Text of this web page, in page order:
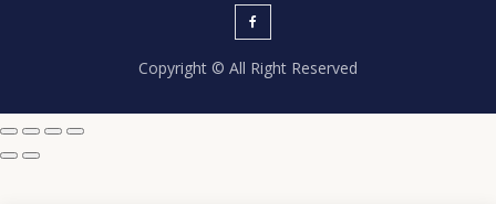
Copyright © All Right Reserved